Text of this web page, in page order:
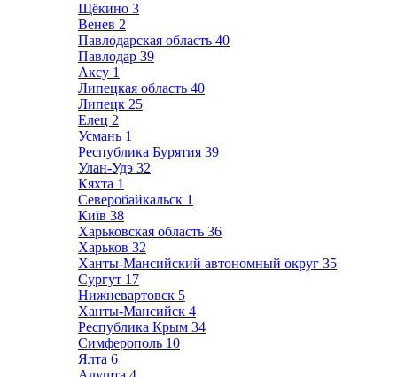
Щёкино 3
Венев 2
Павлодарская область 40
Павлодар 39
Аксу 1
Липецкая область 40
Липецк 25
Елец 2
Усмань 1
Республика Бурятия 39
Улан-Удэ 32
Кяхта 1
Северобайкальск 1
Київ 38
Харьковская область 36
Харьков 32
Ханты-Мансийский автономный округ 35
Сургут 17
Нижневартовск 5
Ханты-Мансийск 4
Республика Крым 34
Симферополь 10
Ялта 6